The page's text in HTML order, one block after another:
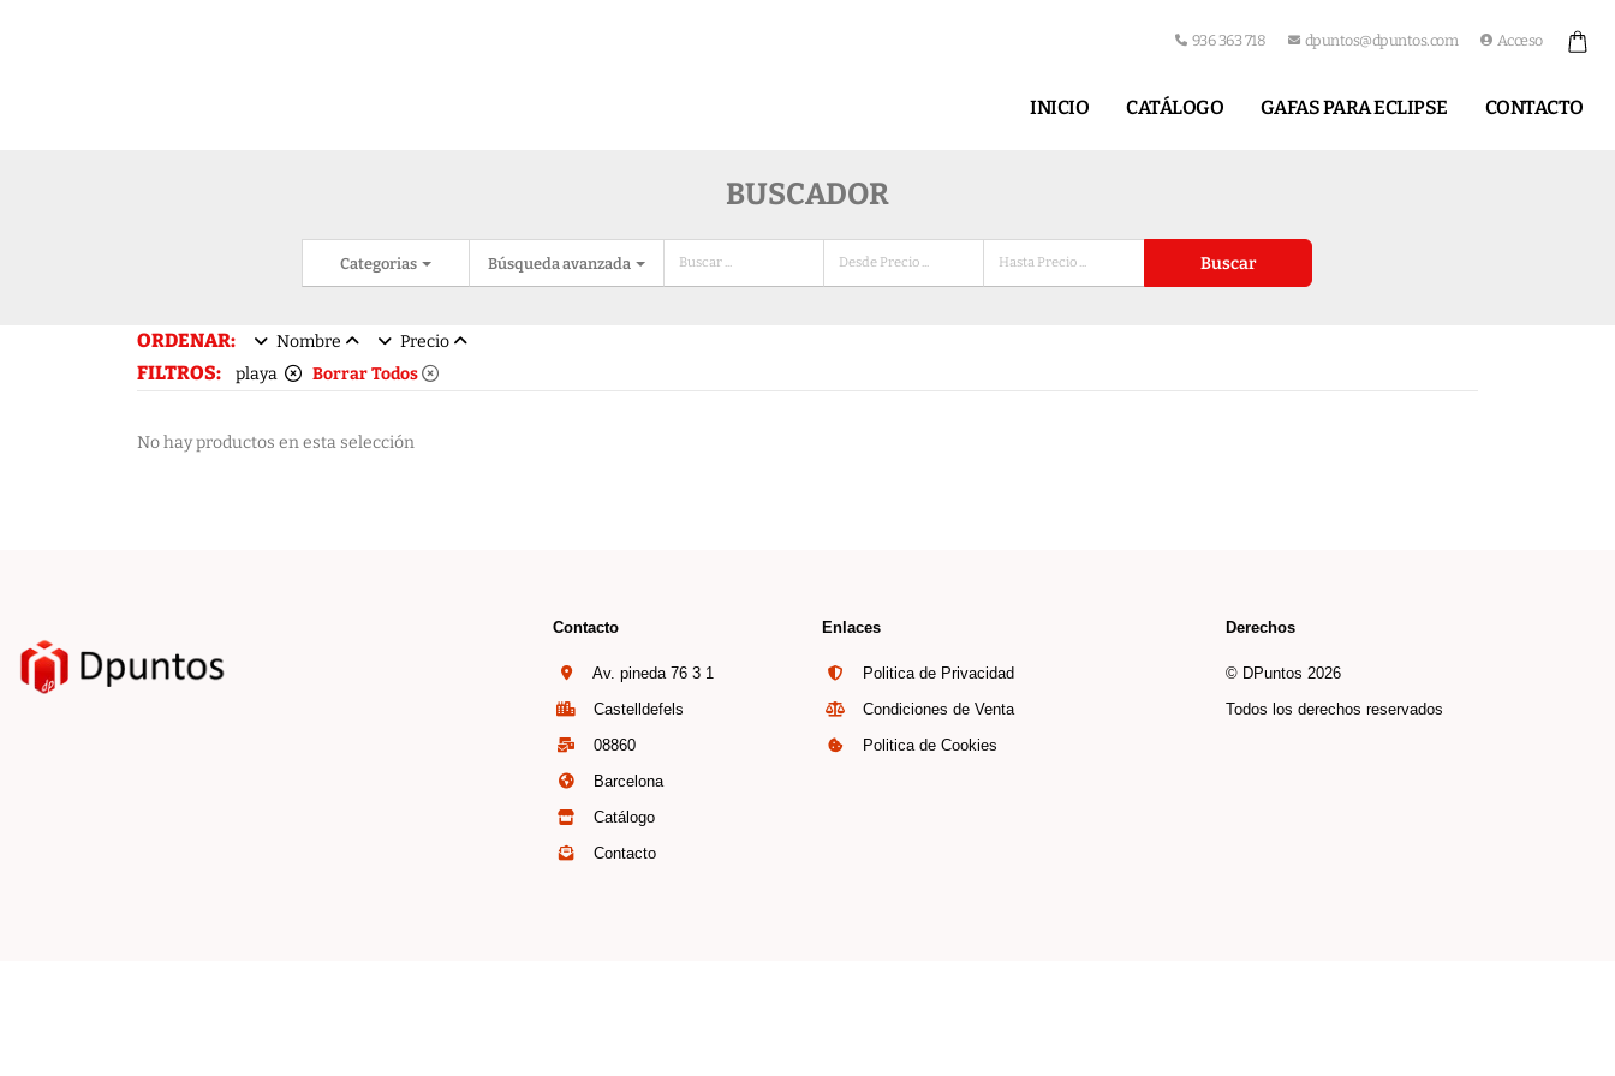
936 363 718 dpuntos@dpuntos.com Acceso
INICIO CATÁLOGO GAFAS PARA ECLIPSE CONTACTO
BUSCADOR
Categorias Búsqueda avanzada Buscar
ORDENAR: Nombre Precio
FILTROS: playa Borrar Todos
No hay productos en esta selección
Contacto
Av. pineda 76 3 1
Castelldefels
08860
Barcelona
Catálogo
Contacto
Enlaces
Politica de Privacidad
Condiciones de Venta
Politica de Cookies
Derechos
© DPuntos 2026
Todos los derechos reservados